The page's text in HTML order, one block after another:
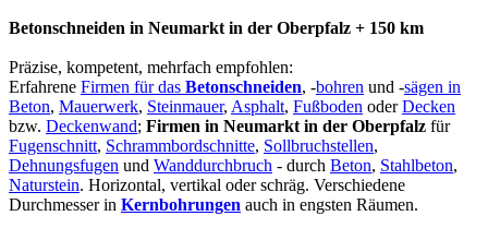
Betonschneiden in Neumarkt in der Oberpfalz + 150 km
Präzise, kompetent, mehrfach empfohlen:
Erfahrene Firmen für das Betonschneiden, -bohren und -sägen in
Beton, Mauerwerk, Steinmauer, Asphalt, Fußboden oderDecken
bzw. Deckenwand; Firmen in Neumarkt in der Oberpfalz für
Fugenschnitt, Schrammbordschnitte, Sollbruchstellen,
Dehnungsfugen und Wanddurchbruch - durch Beton, Stahlbeton,
Naturstein. Horizontal, vertikal oder schräg. Verschiedene
Durchmesser in Kernbohrungen auch in engsten Räumen.